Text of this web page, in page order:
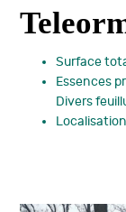
Surface
Essences
Divers